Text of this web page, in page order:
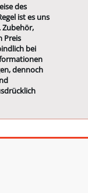
des
ist es uns
Zubehör,
Preis
bei
dennoch